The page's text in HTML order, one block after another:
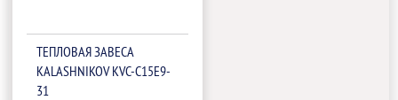
ТЕПЛОВАЯ ЗАВЕСА
KALASHNIKOV KVС-C15E9-
31